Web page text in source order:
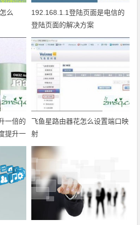
么
192.168.1.1登陆页面是电信的
登陆页面的解决方案
一倍的
提升一
飞鱼星路由器花怎么设置端口映
射